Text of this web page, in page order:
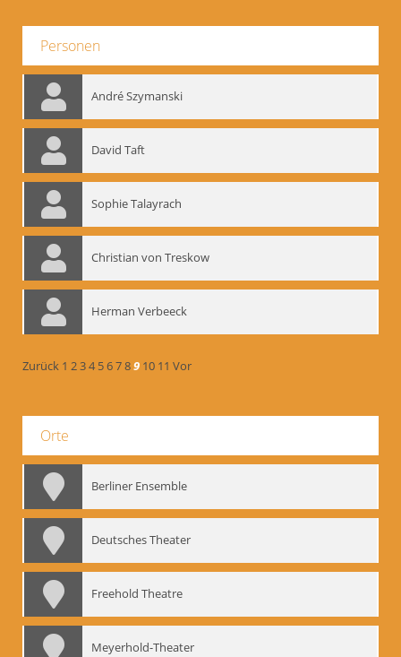
Personen
André Szymanski
David Taft
Sophie Talayrach
Christian von Treskow
Herman Verbeeck
Zurück 1 234 56789 10 11 Vor
Orte
Berliner Ensemble
Deutsches Theater
Freehold Theatre
Meyerhold-Theater